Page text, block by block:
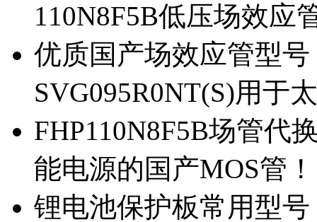
110N8F5B低压场效应
优质国产场效应管型
SVG095R0NT(S)用于
FHP110N8F5B场管代
能电源的国产MOS管！
锂电池保护板常用型